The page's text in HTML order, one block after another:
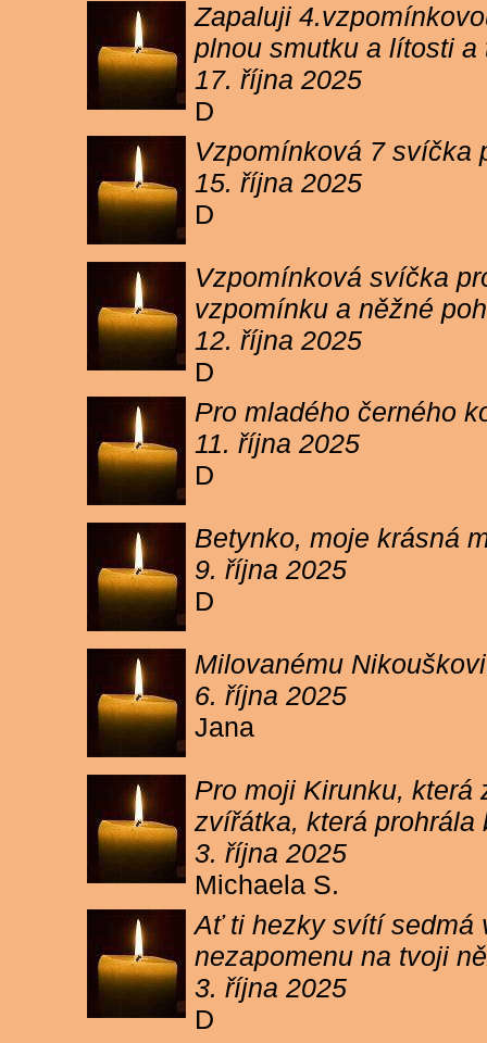
Zapaluji
plnou smutku a lítosti
17. října 2025
D
Vzpomínková 7 svíčka
15. října 2025
D
Vzpomínková svíčka
vzpomínku a něžné
12. října 2025
D
Pro mladého černého
11. října 2025
D
Betynko, moje krásná
9. října 2025
D
Milovanému
6. října 2025
Jana
Pro moji Kirunku, která
zvířátka, která prohrála
3. října 2025
Michaela S.
Ať ti hezky svítí sedmá
nezapomenu na tvoji
3. října 2025
D